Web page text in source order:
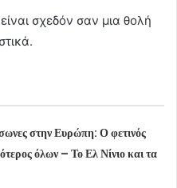
σχεδόν σαν μια θολή
στην Ευρώπη: Ο φετινός
όλων – Το Ελ Νίνιο και τα